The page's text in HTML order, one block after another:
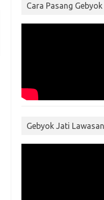
Cara Pasang
Gebyok Jati Lawasan